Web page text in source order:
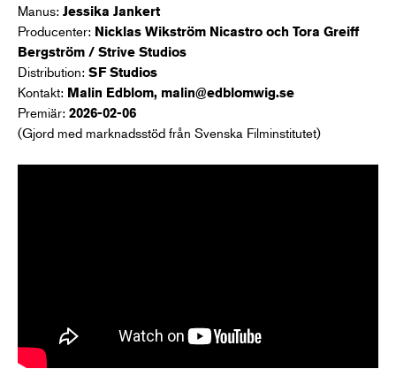
Manus: Jessika Jankert
Producenter: Nicklas Wikström Nicastro och Tora Greiff
Bergström / Strive Studios
Distribution: SF Studios
Kontakt: Malin Edblom, malin@edblomwig.se
Premiär: 2026-02-06
(Gjord med marknadsstöd från Svenska Filminstitutet)